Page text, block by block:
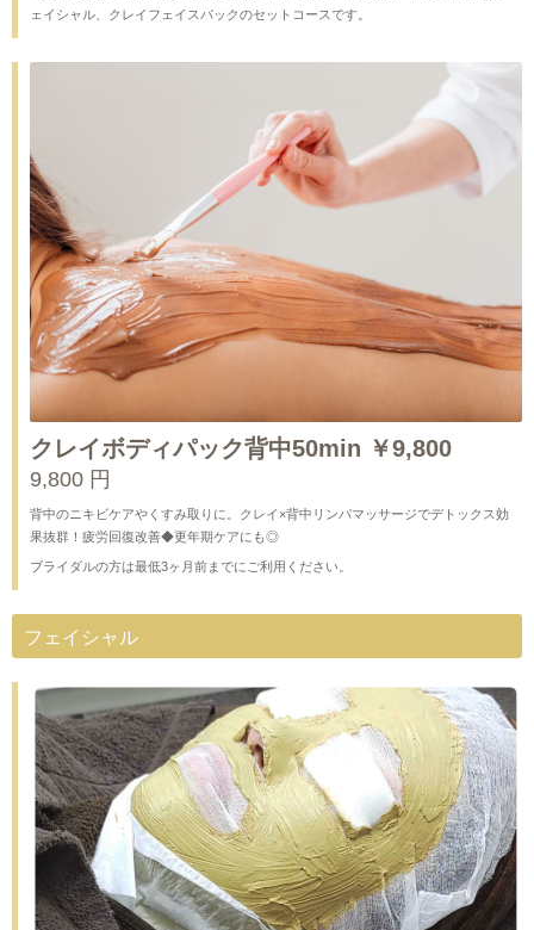
ェイシャル、クレイフェイスパックのセットコースです。
クレイボディパック背中50min ￥9,800
9,800 円
背中のニキビケアやくすみ取りに。クレイ×背中リンパマッサージでデトックス効
果抜群！疲労回復改善◆更年期ケアにも◎
ブライダルの方は最低3ヶ月前までにご利用ください。
フェイシャル